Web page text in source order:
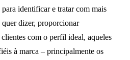
para identificar e tratar com mais
dizer, proporcionar
com o perfil ideal, aqueles
à marca – principalmente os